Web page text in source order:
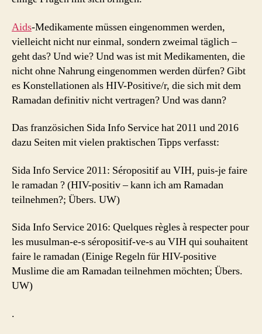
Aids-Medikamente müssen eingenommen werden,
vielleicht nicht nur einmal, sondern zweimal täglich –
geht das? Und wie? Und was ist mit Medikamenten, die
nicht ohne Nahrung eingenommen werden dürfen? Gibt
es Konstellationen als HIV-Positive/r, die sich mit dem
Ramadan definitiv nicht vertragen? Und was dann?
Das französichen Sida Info Service hat 2011 und 2016
dazu Seiten mit vielen praktischen Tipps verfasst:
Sida Info Service 2011: Séropositif au VIH, puis-je faire
le ramadan ? (HIV-positiv – kann ich am Ramadan
teilnehmen?; Übers. UW)
Sida Info Service 2016: Quelques règles à respecter pour
les musulman-e-s séropositif-ve-s au VIH qui souhaitent
faire le ramadan (Einige Regeln für HIV-positive
Muslime die am Ramadan teilnehmen möchten; Übers.
UW)
.